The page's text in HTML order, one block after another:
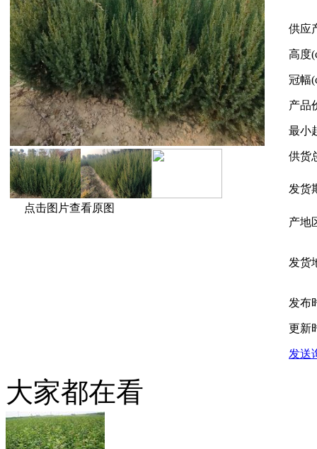
点击图片查看原图
供应
高度
冠幅
产品
最小
供货
发货
产地
发货
发布
更新
发送
大家都在看